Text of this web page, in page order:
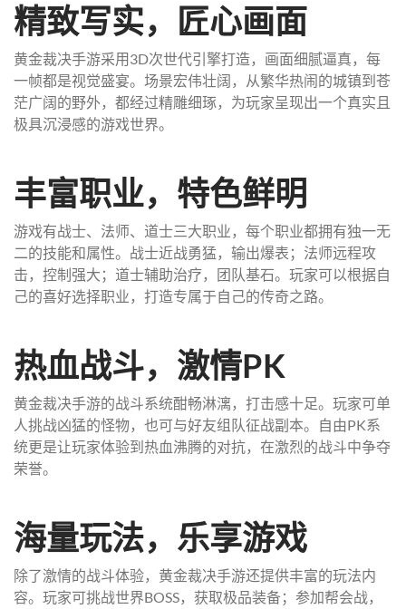
精致写实，匠心画面
黄金裁决手游采用3D次世代引擎打造，画面细腻逼真，每
一帧都是视觉盛宴。场景宏伟壮阔，从繁华热闹的城镇到苍
茫广阔的野外，都经过精雕细琢，为玩家呈现出一个真实且
极具沉浸感的游戏世界。
丰富职业，特色鲜明
游戏有战士、法师、道士三大职业，每个职业都拥有独一无
二的技能和属性。战士近战勇猛，输出爆表；法师远程攻
击，控制强大；道士辅助治疗，团队基石。玩家可以根据自
己的喜好选择职业，打造专属于自己的传奇之路。
热血战斗，激情PK
黄金裁决手游的战斗系统酣畅淋漓，打击感十足。玩家可单
人挑战凶猛的怪物，也可与好友组队征战副本。自由PK系
统更是让玩家体验到热血沸腾的对抗，在激烈的战斗中争夺
荣誉。
海量玩法，乐享游戏
除了激情的战斗体验，黄金裁决手游还提供丰富的玩法内
容。玩家可挑战世界BOSS，获取极品装备；参加帮会战，